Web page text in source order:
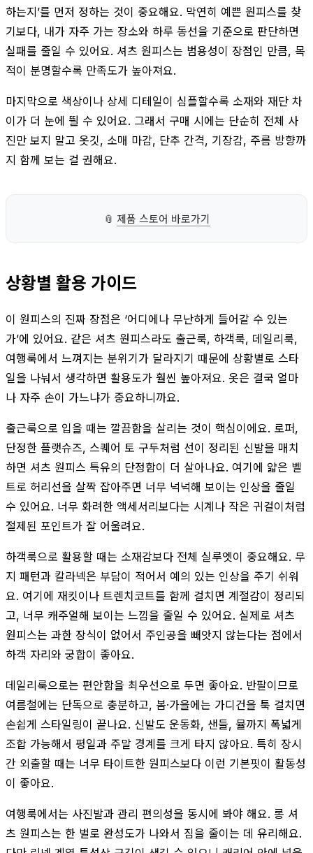
하는지’를 먼저 정하는 것이 중요해요. 막연히 예쁜 원피스를 찾
기보다, 내가 자주 가는 장소와 하루 동선을 기준으로 판단하면
실패를 줄일 수 있어요. 셔츠 원피스는 범용성이 장점인 만큼, 목
적이 분명할수록 만족도가 높아져요.
마지막으로 색상이나 상세 디테일이 심플할수록 소재와 재단 차
이가 더 눈에 띌 수 있어요. 그래서 구매 시에는 단순히 전체 사
진만 보지 말고 옷깃, 소매 마감, 단추 간격, 기장감, 주름 방향까
지 함께 보는 걸 권해요.
📎 제품 스토어 바로가기
상황별 활용 가이드
이 원피스의 진짜 장점은 ‘어디에나 무난하게 들어갈 수 있는
가’에 있어요. 같은 셔츠 원피스라도 출근룩, 하객룩, 데일리룩,
여행룩에서 느껴지는 분위기가 달라지기 때문에 상황별로 스타
일을 나눠서 생각하면 활용도가 훨씬 높아져요. 옷은 결국 얼마
나 자주 손이 가느냐가 중요하니까요.
출근룩으로 입을 때는 깔끔함을 살리는 것이 핵심이에요. 로퍼,
단정한 플랫슈즈, 스퀘어 토 구두처럼 선이 정리된 신발을 매치
하면 셔츠 원피스 특유의 단정함이 더 살아나요. 여기에 얇은 벨
트로 허리선을 살짝 잡아주면 너무 넉넉해 보이는 인상을 줄일
수 있어요. 너무 화려한 액세서리보다는 시계나 작은 귀걸이처럼
절제된 포인트가 잘 어울려요.
하객룩으로 활용할 때는 소재감보다 전체 실루엣이 중요해요. 무
지 패턴과 칼라넥은 부담이 적어서 예의 있는 인상을 주기 쉬워
요. 여기에 재킷이나 트렌치코트를 함께 걸치면 계절감이 정리되
고, 너무 캐주얼해 보이는 느낌을 줄일 수 있어요. 실제로 셔츠
원피스는 과한 장식이 없어서 주인공을 빼앗지 않는다는 점에서
하객 자리와 궁합이 좋아요.
데일리룩으로는 편안함을 최우선으로 두면 좋아요. 반팔이므로
여름철에는 단독으로 충분하고, 봄·가을에는 가디건을 툭 걸치면
손쉽게 스타일링이 끝나요. 신발도 운동화, 샌들, 뮬까지 폭넓게
조합 가능해서 평일과 주말 경계를 크게 타지 않아요. 특히 장시
간 외출할 때는 너무 타이트한 원피스보다 이런 기본핏이 활동성
이 좋아요.
여행룩에서는 사진발과 관리 편의성을 동시에 봐야 해요. 롱 셔
츠 원피스는 한 벌로 완성도가 나와서 짐을 줄이는 데 유리해요.